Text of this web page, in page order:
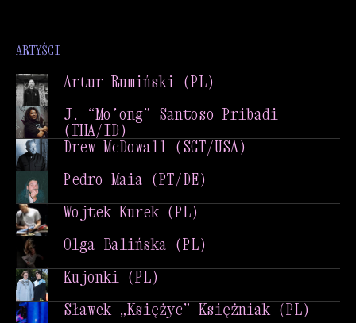
ARTYŚCI
Artur Rumiński (PL)
Artur Rumiński (PL)
J. “Mo’ong” Santoso Pribadi
(THA/ID)
J. “Mo’ong” Santoso Pribadi
Drew McDowall (SCT/USA)
Drew McDowall (SCT/USA)
Pedro Maia (PT/DE)
Pedro Maia (PT/DE)
Wojtek Kurek (PL)
Wojtek Kurek (PL)
Olga Balińska (PL)
Olga Balińska (PL)
Kujonki (PL)
Kujonki (PL)
Sławek „Księżyc” Księżniak (PL)